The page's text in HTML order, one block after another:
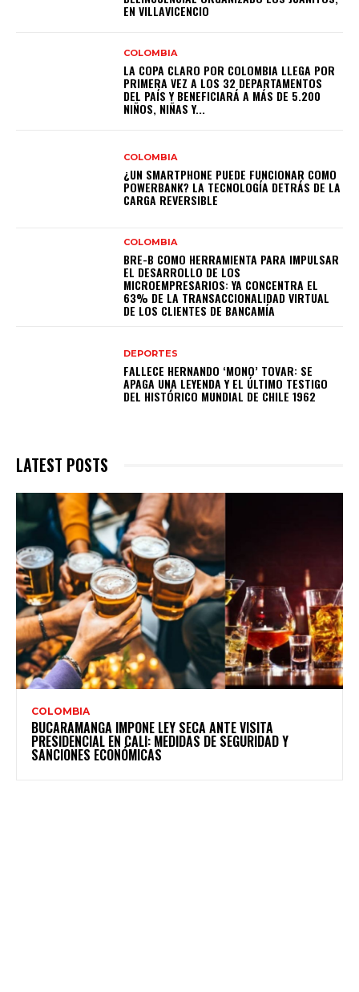
EN VILLAVICENCIO
COLOMBIA
LA COPA CLARO POR COLOMBIA LLEGA POR
PRIMERA VEZ A LOS 32 DEPARTAMENTOS
DEL PAÍS Y BENEFICIARÁ A MÁS DE 5.200
NIÑOS, NIÑAS Y...
COLOMBIA
¿UN SMARTPHONE PUEDE FUNCIONAR COMO
POWERBANK? LA TECNOLOGÍA DETRÁS DE LA
CARGA REVERSIBLE
COLOMBIA
BRE-B COMO HERRAMIENTA PARA IMPULSAR
EL DESARROLLO DE LOS
MICROEMPRESARIOS: YA CONCENTRA EL
63% DE LA TRANSACCIONALIDAD VIRTUAL
DE LOS CLIENTES DE BANCAMÍA
DEPORTES
FALLECE HERNANDO ‘MONO’ TOVAR: SE
APAGA UNA LEYENDA Y EL ÚLTIMO TESTIGO
DEL HISTÓRICO MUNDIAL DE CHILE 1962
LATEST POSTS
COLOMBIA
BUCARAMANGA IMPONE LEY SECA ANTE VISITA
PRESIDENCIAL EN CALI: MEDIDAS DE SEGURIDAD Y
SANCIONES ECONÓMICAS